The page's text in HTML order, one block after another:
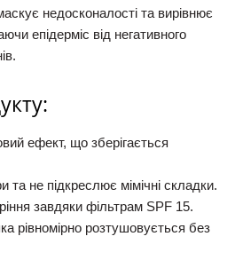
недосконалості та вирівнює
епідерміс від негативного
ефект, що зберігається
та не підкреслює мімічні складки.
завдяки фільтрам SPF 15.
рівномірно розтушовується без